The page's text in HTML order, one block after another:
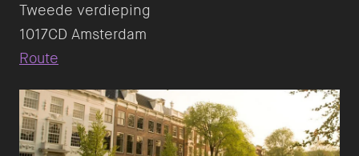
Tweede verdieping
Route